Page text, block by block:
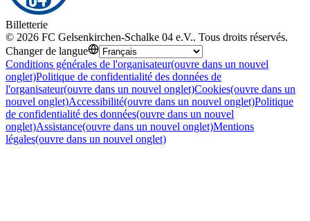
Billetterie
© 2026 FC Gelsenkirchen-Schalke 04 e.V.. Tous droits réservés.
Changer de langue
Conditions générales de l'organisateur(ouvre dans un nouvel
onglet)Politique de confidentialité des données de
l'organisateur(ouvre dans un nouvel onglet)Cookies(ouvre dans un
nouvel onglet)Accessibilité(ouvre dans un nouvel onglet)Politique
de confidentialité des données(ouvre dans un nouvel
onglet)Assistance(ouvre dans un nouvel onglet)Mentions
légales(ouvre dans un nouvel onglet)